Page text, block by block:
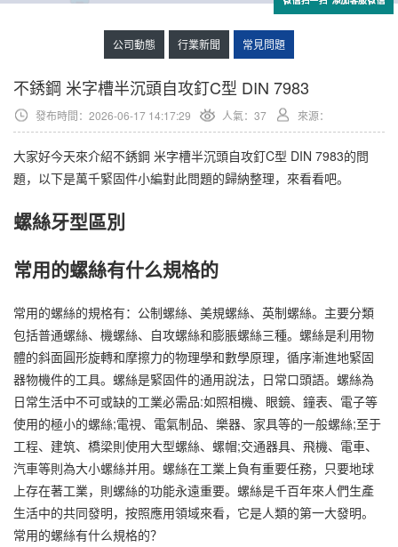
公司動態 行業新聞 常見問題
不銹鋼 米字槽半沉頭自攻釘C型 DIN 7983
發布時間：2026-06-17 14:17:29 人氣： 37 來源：
大家好今天來介紹不銹鋼 米字槽半沉頭自攻釘C型 DIN 7983的問
題，以下是萬千緊固件小編對此問題的歸納整理，來看看吧。
螺絲牙型區別
常用的螺絲有什么規格的
常用的螺絲的規格有：公制螺絲、美規螺絲、英制螺絲。主要分類
包括普通螺絲、機螺絲、自攻螺絲和膨脹螺絲三種。螺絲是利用物
體的斜面圓形旋轉和摩擦力的物理學和數學原理，循序漸進地緊固
器物機件的工具。螺絲是緊固件的通用說法，日常口頭語。螺絲為
日常生活中不可或缺的工業必需品:如照相機、眼鏡、鐘表、電子等
使用的極小的螺絲;電視、電氣制品、樂器、家具等的一般螺絲;至于
工程、建筑、橋梁則使用大型螺絲、螺帽;交通器具、飛機、電車、
汽車等則為大小螺絲并用。螺絲在工業上負有重要任務，只要地球
上存在著工業，則螺絲的功能永遠重要。螺絲是千百年來人們生產
生活中的共同發明，按照應用領域來看，它是人類的第一大發明。
常用的螺絲有什么規格的？